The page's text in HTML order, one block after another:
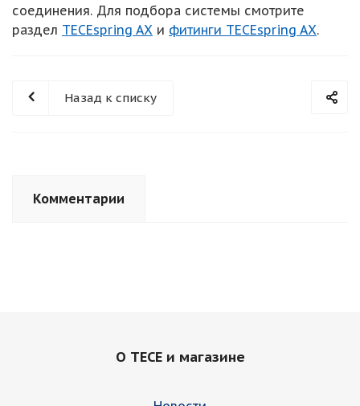
соединения. Для подбора системы смотрите
раздел TECEspring AX и фитинги TECEspring AX.
Назад к списку
Комментарии
О TECE и магазине